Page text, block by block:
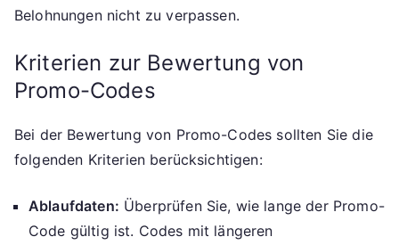
Belohnungen nicht zu verpassen.
Kriterien zur Bewertung von
Promo-Codes
Bei der Bewertung von Promo-Codes sollten Sie die
folgenden Kriterien berücksichtigen:
Ablaufdaten: Überprüfen Sie, wie lange der Promo-
Code gültig ist. Codes mit längeren